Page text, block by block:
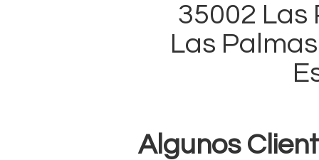
35002 Las
Las
Algunos